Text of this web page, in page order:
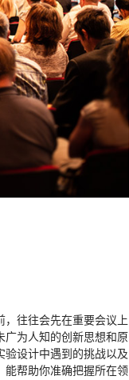
，往往会先在重要会议上
广为人知的创新思想和原
验设计中遇到的挑战以及
能帮助你准确把握所在领